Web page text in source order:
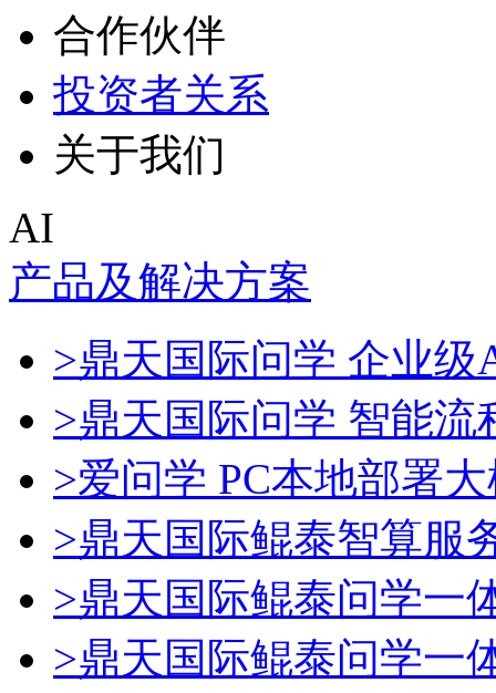
合作伙伴
投资者关系
关于我们
AI
产品及解决方案
>鼎天国际问学 企业级
>鼎天国际问学 智能流
>爱问学 PC本地部署
>鼎天国际鲲泰智算服
>鼎天国际鲲泰问学一
>鼎天国际鲲泰问学一